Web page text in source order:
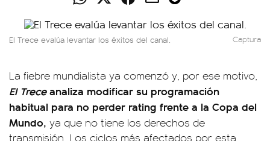
El Trece evalúa levantar los éxitos del canal. Captura
La fiebre mundialista ya comenzó y, por ese motivo,
El Treceanaliza modificar su programación
habitual para no perder rating frente a la Copa del
Mundo, ya que no tiene los derechos de
transmisión. Los ciclos más afectados por esta